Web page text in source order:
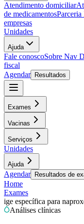
Atendimento domiciliar
de medicamentos
empresas
Unidades
Ajuda
Fale conoscoSobre Nav
fiscal
Agendar
Resultados
Exames
Vacinas
Serviços
Unidades
Ajuda
Agendar Resultados de
Home
Exames
ige específica para
Análises clínicas